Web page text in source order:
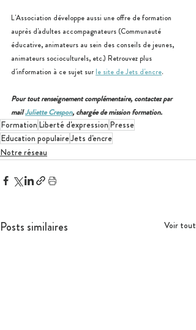
L'Association développe aussi une offre de formation
auprès d'adultes accompagnateurs (Communauté
éducative, animateurs au sein des conseils de jeunes,
animateurs socioculturels, etc.) Retrouvez plus
d'information à ce sujet sur le site de Jets d'encre.
Pour tout renseignement complémentaire, contactez par
mail Juliette Crespon, chargée de mission formation.
Formation Liberté d'expression Presse
Education populaireJets d'encre
Notre réseau
Posts similaires Voir tout